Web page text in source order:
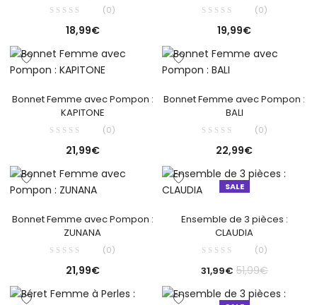
(0)
18,99€
(0)
19,99€
Bonnet Femme avec Pompon :
KAPITONE
(0)
21,99€
Bonnet Femme avec Pompon :
BALI
(0)
22,99€
Bonnet Femme avec Pompon :
ZUNANA
(0)
21,99€
SALE
Ensemble de 3 pièces :
CLAUDIA
(0)
31,99€ 51,99€